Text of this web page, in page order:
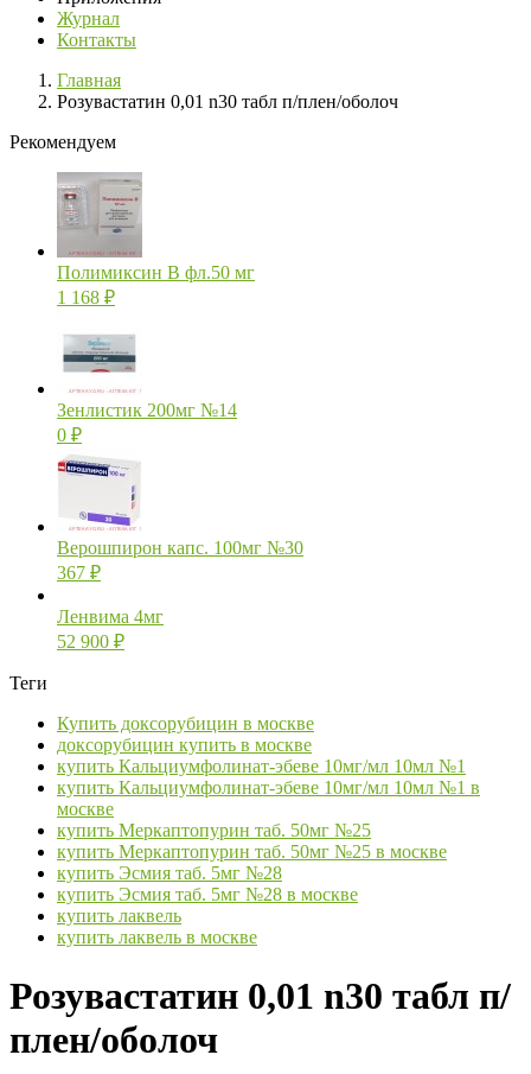
Журнал
Контакты
Главная
Розувастатин 0,01 n30 табл п/плен/оболоч
Рекомендуем
Полимиксин В фл.50 мг
1 168 ₽
Зенлистик 200мг №14
0 ₽
Верошпирон капс. 100мг №30
367 ₽
Ленвима 4мг
52 900 ₽
Теги
Купить доксорубицин в москве
доксорубицин купить в москве
купить Кальциумфолинат-эбеве 10мг/мл 10мл №1
купить Кальциумфолинат-эбеве 10мг/мл 10мл №1 в
москве
купить Меркаптопурин таб. 50мг №25
купить Меркаптопурин таб. 50мг №25 в москве
купить Эсмия таб. 5мг №28
купить Эсмия таб. 5мг №28 в москве
купить лаквель
купить лаквель в москве
Розувастатин 0,01 n30 табл п/
плен/оболоч